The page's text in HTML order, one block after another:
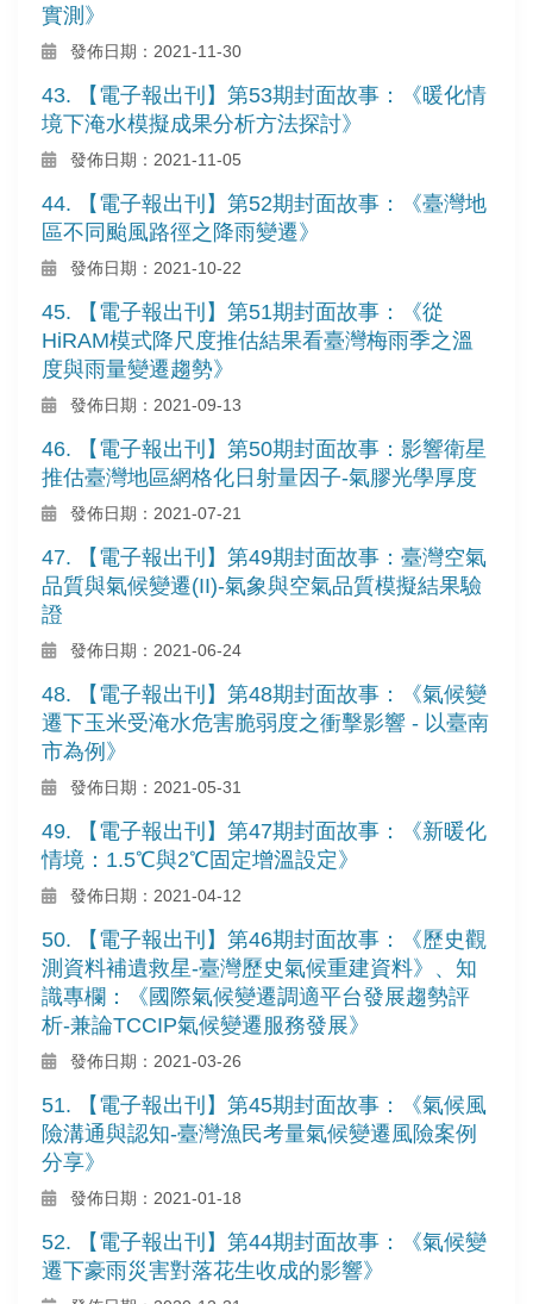
實測》
發佈日期：2021-11-30
43. 【電子報出刊】第53期封面故事：《暖化情
境下淹水模擬成果分析方法探討》
發佈日期：2021-11-05
44. 【電子報出刊】第52期封面故事：《臺灣地
區不同颱風路徑之降雨變遷》
發佈日期：2021-10-22
45. 【電子報出刊】第51期封面故事：《從
HiRAM模式降尺度推估結果看臺灣梅雨季之溫
度與雨量變遷趨勢》
發佈日期：2021-09-13
46. 【電子報出刊】第50期封面故事：影響衛星
推估臺灣地區網格化日射量因子-氣膠光學厚度
發佈日期：2021-07-21
47. 【電子報出刊】第49期封面故事：臺灣空氣
品質與氣候變遷(II)-氣象與空氣品質模擬結果驗
證
發佈日期：2021-06-24
48. 【電子報出刊】第48期封面故事：《氣候變
遷下玉米受淹水危害脆弱度之衝擊影響 - 以臺南
市為例》
發佈日期：2021-05-31
49. 【電子報出刊】第47期封面故事：《新暖化
情境：1.5℃與2℃固定增溫設定》
發佈日期：2021-04-12
50. 【電子報出刊】第46期封面故事：《歷史觀
測資料補遺救星-臺灣歷史氣候重建資料》、知
識專欄：《國際氣候變遷調適平台發展趨勢評
析-兼論TCCIP氣候變遷服務發展》
發佈日期：2021-03-26
51. 【電子報出刊】第45期封面故事：《氣候風
險溝通與認知-臺灣漁民考量氣候變遷風險案例
分享》
發佈日期：2021-01-18
52. 【電子報出刊】第44期封面故事：《氣候變
遷下豪雨災害對落花生收成的影響》